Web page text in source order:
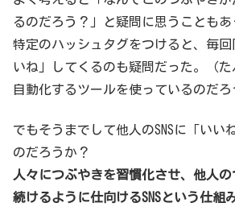
るのだろう？」と疑問に思うこともあ
特定のハッシュタグをつけると、毎
いね」してくるのも疑問だった。（
自動化するツールを使っているのだろ
でもそうまでして他人のSNSに「いい
のだろうか？
人々につぶやきを習慣化させ、他人
続けるように仕向けるSNSという仕組